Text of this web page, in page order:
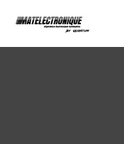
Fermeture
fermés du 10 au
formuler vos